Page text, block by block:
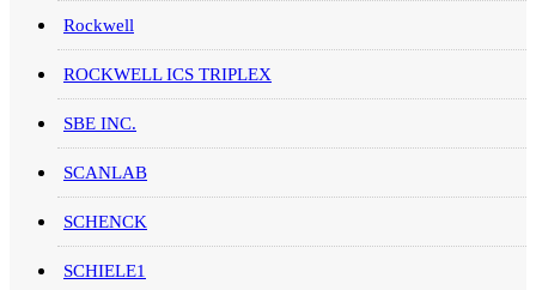
Rockwell
ROCKWELL ICS TRIPLEX
SBE INC.
SCANLAB
SCHENCK
SCHIELE1